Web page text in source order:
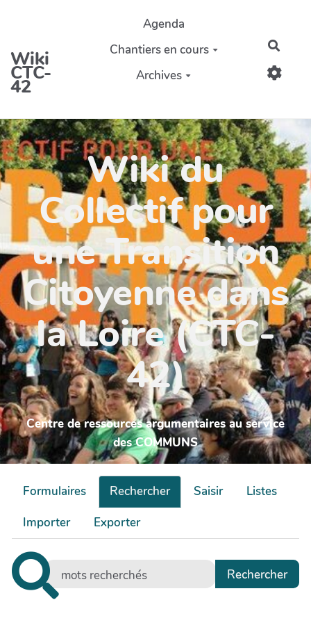
Aller au contenu principal
Wiki
CTC-
42
Agenda
Chantiers en cours
Archives
Wiki du
Collectif pour
une Transition
Citoyenne dans
la Loire (CTC-
42)
Centre de ressources argumentaires au service
des COMMUNS
Formulaires Rechercher Saisir
Listes
Importer
Exporter